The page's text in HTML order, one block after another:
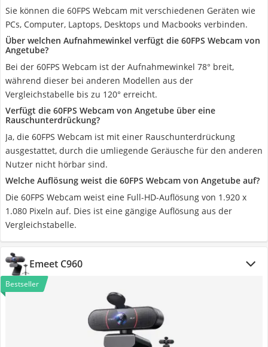
Sie können die 60FPS Webcam mit verschiedenen Geräten wie
PCs, Computer, Laptops, Desktops und Macbooks verbinden.
Über welchen Aufnahmewinkel verfügt die 60FPS Webcam von
Angetube?
Bei der 60FPS Webcam ist der Aufnahmewinkel 78° breit,
während dieser bei anderen Modellen aus der
Vergleichstabelle bis zu 120° erreicht.
Verfügt die 60FPS Webcam von Angetube über eine
Rauschunterdrückung?
Ja, die 60FPS Webcam ist mit einer Rauschunterdrückung
ausgestattet, durch die umliegende Geräusche für den anderen
Nutzer nicht hörbar sind.
Welche Auflösung weist die 60FPS Webcam von Angetube auf?
Die 60FPS Webcam weist eine Full-HD-Auflösung von 1.920 x
1.080 Pixeln auf. Dies ist eine gängige Auflösung aus der
Vergleichstabelle.
Emeet C960
Bestseller